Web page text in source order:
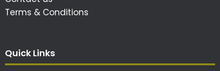
Terms & Conditions
Quick Links